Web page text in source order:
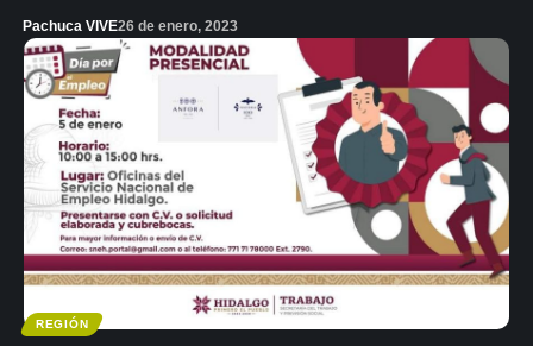
Pachuca VIVE26 de enero, 2023
REGIÓN